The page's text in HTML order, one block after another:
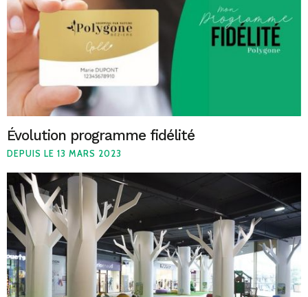
Évolution programme fidélité
DEPUIS LE 13 MARS 2023